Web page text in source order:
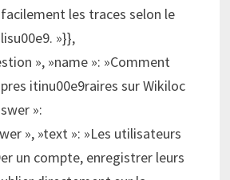
les traces selon le
»}},
», »name »: »Comment
itinu00e9raires sur Wikiloc
»:
», »text »: »Les utilisateurs
un compte, enregistrer leurs